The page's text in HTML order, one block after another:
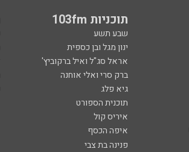
תוכניות 103fm
שבע תשע
ינון מגל ובן כספית
אראל סג"ל ואיל ברקוביץ'
ברק סרי ואלי אוחנה
גיא פלג
תוכנית הספורט
איריס קול
איפה הכסף
פנינה בת צבי